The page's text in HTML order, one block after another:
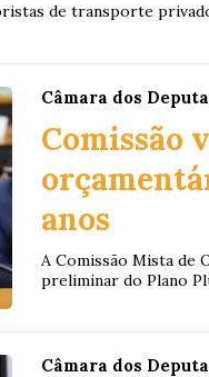
de transporte
Câmara dos
Comissão
anos
A Comissão Mista de
preliminar do Plano
Câmara dos